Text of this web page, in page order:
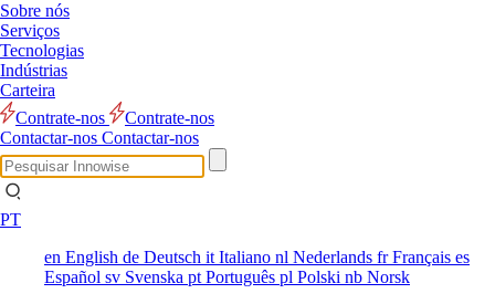
Sobre nós
Serviços
Tecnologias
Indústrias
Carteira
Contrate-nos
Contrate-nos
Contactar-nos Contactar-nos
PT
en English de Deutsch it Italiano nl Nederlands frFrançais es
Español sv Svenska pt Português pl Polski nb Norsk